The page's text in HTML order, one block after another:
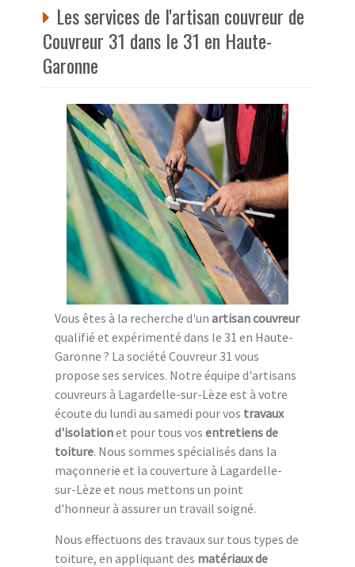
Les services de l'artisan couvreur de
Couvreur 31 dans le 31 en Haute-
Garonne
Vous êtes à la recherche d'un artisan couvreur
qualifié et expérimenté dans le 31 en Haute-
Garonne ? La société Couvreur 31 vous
propose ses services. Notre équipe d'artisans
couvreurs à Lagardelle-sur-Lèze est à votre
écoute du lundi au samedi pour vos travaux
d'isolationet pour tous vos entretiens de
toiture. Nous sommes spécialisés dans la
maçonnerie et la couverture à Lagardelle-
sur-Lèze et nous mettons un point
d'honneur à assurer un travail soigné.
Nous effectuons des travaux sur tous types de
toiture, en appliquant des matériaux de